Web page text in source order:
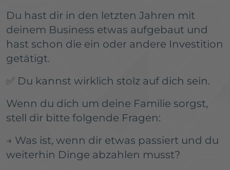
Du hast dir in den letzten Jahren mit
deinem Business etwas aufgebaut und
hast schon die ein oder andere Investition
getätigt.
✅ Du kannst wirklich stolz auf dich sein.
Wenn du dich um deine Familie sorgst,
stell dir bitte folgende Fragen:
→ Was ist, wenn dir etwas passiert und du
weiterhin Dinge abzahlen musst?